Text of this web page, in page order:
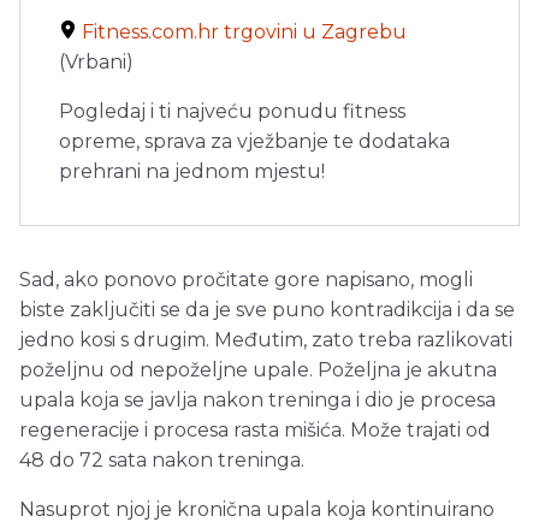
Fitness.com.hr trgovini u Zagrebu
(Vrbani)
Pogledaj i ti najveću ponudu fitness
opreme, sprava za vježbanje te dodataka
prehrani na jednom mjestu!
Sad, ako ponovo pročitate gore napisano, mogli
biste zaključiti se da je sve puno kontradikcija i da se
jedno kosi s drugim. Međutim, zato treba razlikovati
poželjnu od nepoželjne upale. Poželjna je akutna
upala koja se javlja nakon treninga i dio je procesa
regeneracije i procesa rasta mišića. Može trajati od
48 do 72 sata nakon treninga.
Nasuprot njoj je kronična upala koja kontinuirano